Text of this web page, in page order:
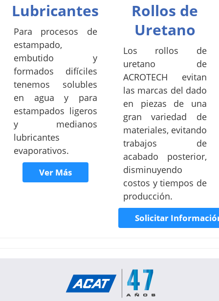
Lubricantes
Para procesos de
estampado,
embutido y
formados difíciles
tenemos solubles
en agua y para
estampados ligeros
y medianos
lubricantes
evaporativos.
Ver Más
Rollos de
Uretano
Los rollos de
uretano de
ACROTECH evitan
las marcas del dado
en piezas de una
gran variedad de
materiales, evitando
trabajos de
acabado posterior,
disminuyendo
costos y tiempos de
producción.
Solicitar